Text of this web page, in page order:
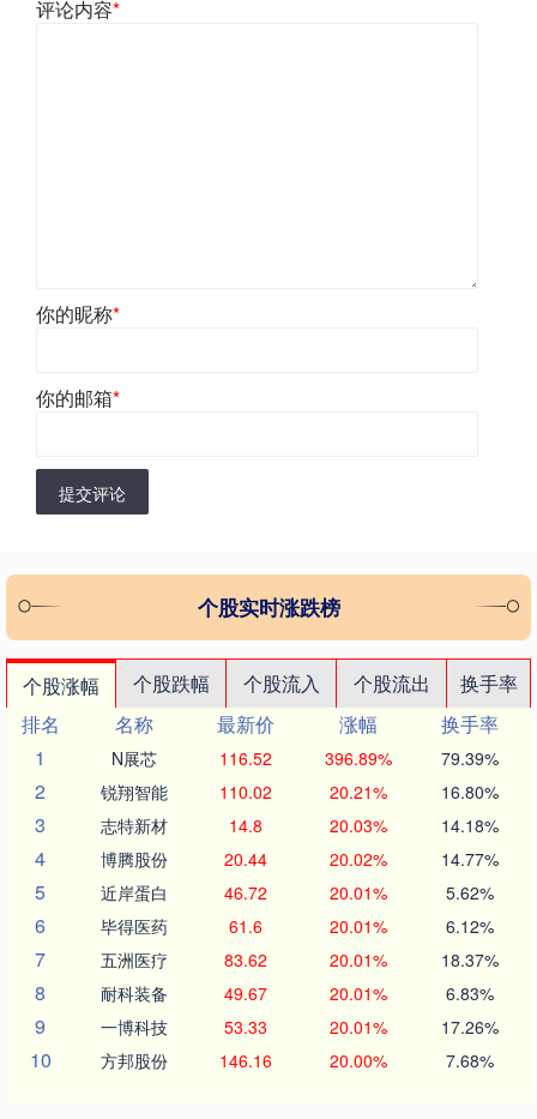
评论内容*
你的昵称*
你的邮箱*
提交评论
个股实时涨跌榜
个股涨幅 个股跌幅 个股流入 个股流出
换手率
排名
名称 最新价 涨幅
换手率
1
N展芯 116.52 396.89% 79.39%
2 锐翔智能 110.02 20.21% 16.80%
3 志特新材 14.8 20.03% 14.18%
4 博腾股份 20.44 20.02% 14.77%
5 近岸蛋白 46.72 20.01% 5.62%
6 毕得医药 61.6 20.01% 6.12%
7 五洲医疗 83.62 20.01% 18.37%
8 耐科装备 49.67 20.01% 6.83%
9 一博科技 53.33 20.01% 17.26%
10 方邦股份 146.16 20.00% 7.68%